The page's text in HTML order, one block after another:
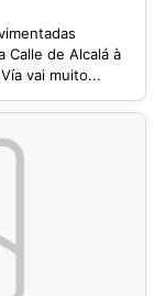
Calle de Alcalá à
vai muito...